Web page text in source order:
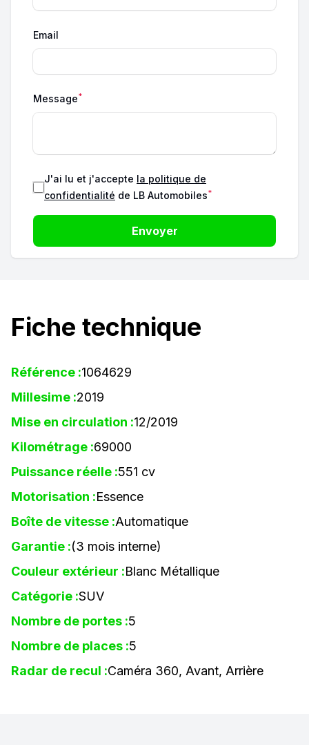
Email
Message*
J'ai lu et j'accepte la politique de
confidentialité de LB Automobiles*
Envoyer
Fiche technique
Référence :1064629
Millesime :2019
Mise en circulation :12/2019
Kilométrage :69000
Puissance réelle :551 cv
Motorisation :Essence
Boîte de vitesse :Automatique
Garantie :(3 mois interne)
Couleur extérieur :Blanc Métallique
Catégorie :SUV
Nombre de portes :5
Nombre de places :5
Radar de recul :Caméra 360, Avant, Arrière